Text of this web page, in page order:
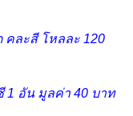
คละสี โหลละ 120
1 อัน มูลค่า 40 บาท